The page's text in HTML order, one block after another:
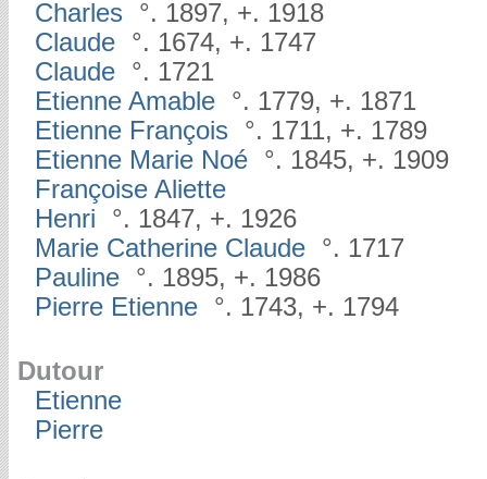
Charles
°. 1897, +. 1918
Claude
°. 1674, +. 1747
Claude
°. 1721
Etienne Amable
°. 1779, +. 1871
Etienne François
°. 1711, +. 1789
Etienne Marie Noé
°. 1845, +. 1909
Françoise Aliette
Henri
°. 1847, +. 1926
Marie Catherine Claude
°. 1717
Pauline
°. 1895, +. 1986
Pierre Etienne
°. 1743, +. 1794
Dutour
Etienne
Pierre